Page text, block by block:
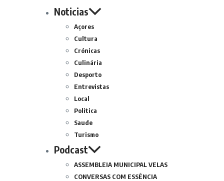
Noticias
Açores
Cultura
Crónicas
Culinária
Desporto
Entrevistas
Local
Politica
Saude
Turismo
Podcast
ASSEMBLEIA MUNICIPAL VELAS
CONVERSAS COM ESSÊNCIA